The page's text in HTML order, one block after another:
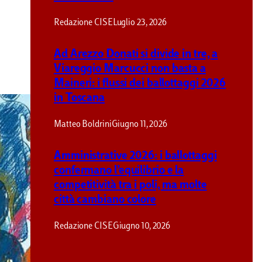
Redazione CISE Luglio 23, 2026
Ad Arezzo Donati si divide in tre, a
Viareggio Marcucci non basta a
Maineri: i flussi dei ballottaggi 2026
in Toscana
Matteo BoldriniGiugno 11, 2026
Amministrative 2026: i ballottaggi
confermano l’equilibrio e la
competitività tra i poli, ma molte
città cambiano colore
Redazione CISEGiugno 10, 2026